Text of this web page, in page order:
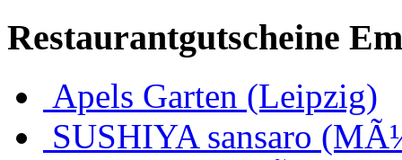
Restaurantgutscheine
Apels Garten (Leipzig)
SUSHIYA sansaro